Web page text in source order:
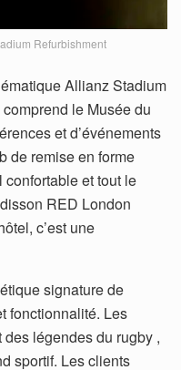
Refurbishment
Allianz Stadium
le Musée du
et d’événements
de remise en forme
et tout le
RED London
c’est une
signature de
fonctionnalité. Les
légendes du rugby ,
sportif. Les clients